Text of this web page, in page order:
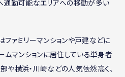
通勤可能なエリアへの移動が多い
ァミリーマンションや戸建などに
ムマンションに居住している単身者
横浜・川崎などの人気依然高く、